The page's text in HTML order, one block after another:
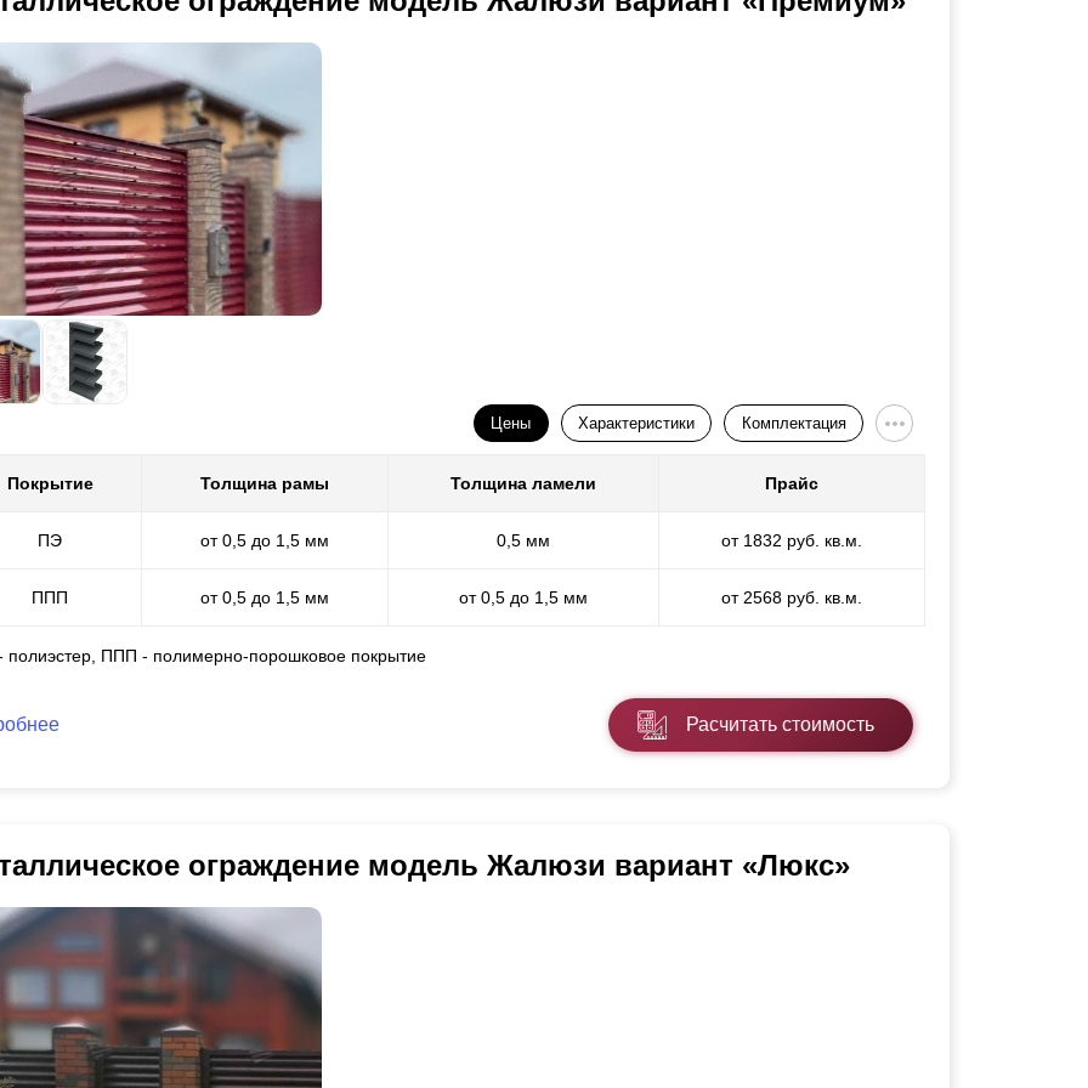
Цены Характеристики Комплектация
Покрытие Толщина рамы Толщина ламели Прайс
ПЭ от 0,5 до 1,5 мм 0,5 мм от 1832 руб. кв.м.
ППП от 0,5 до 1,5 мм от 0,5 до 1,5 мм от 2568 руб. кв.м.
полиэстер, ППП - полимерно-порошковое покрытие
Расчитать стоимость
ограждение модель Жалюзи вариант «Люкс»